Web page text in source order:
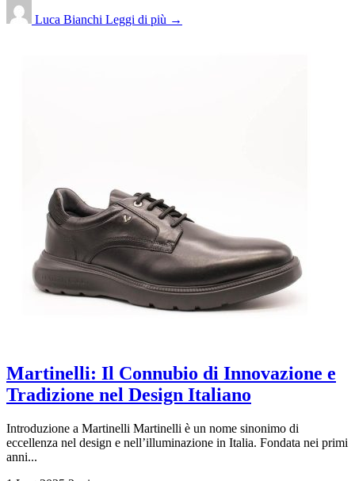
Luca Bianchi Leggi di più →
Martinelli: Il Connubio di Innovazione e
Tradizione nel Design Italiano
Introduzione a Martinelli Martinelli è un nome sinonimo di
eccellenza nel design e nell’illuminazione in Italia. Fondata nei primi
anni...